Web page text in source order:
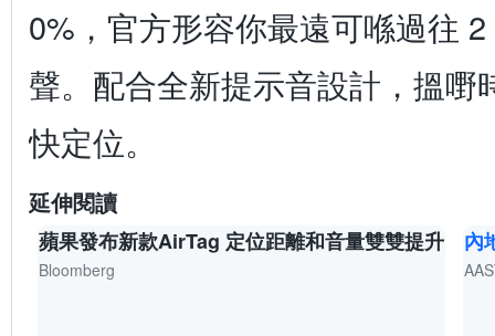
0%，官方形容你最遠可喺過往
聲。配合全新提示音設計，搵嘢
快定位。
延伸閱讀
蘋果發布新款AirTag 定位距離和音量雙雙提升
Bloomberg
內